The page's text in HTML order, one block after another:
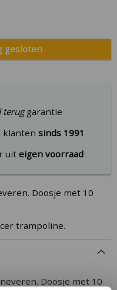
gesloten
teruggarantie
klantensinds 1991
uiteigen voorraad
Doosje met 10
trampoline.
Doosje met 10